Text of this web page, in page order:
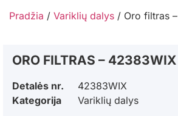
Pradžia / Variklių dalys / Oro filtras
ORO FILTRAS – 42383WIX
Detalės nr.
42383WIX
Kategorija
Variklių dalys